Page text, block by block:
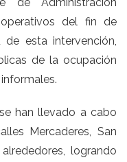
del fin de
esta intervención,
de la ocupación
han llevado a cabo
Mercaderes, San
logrando